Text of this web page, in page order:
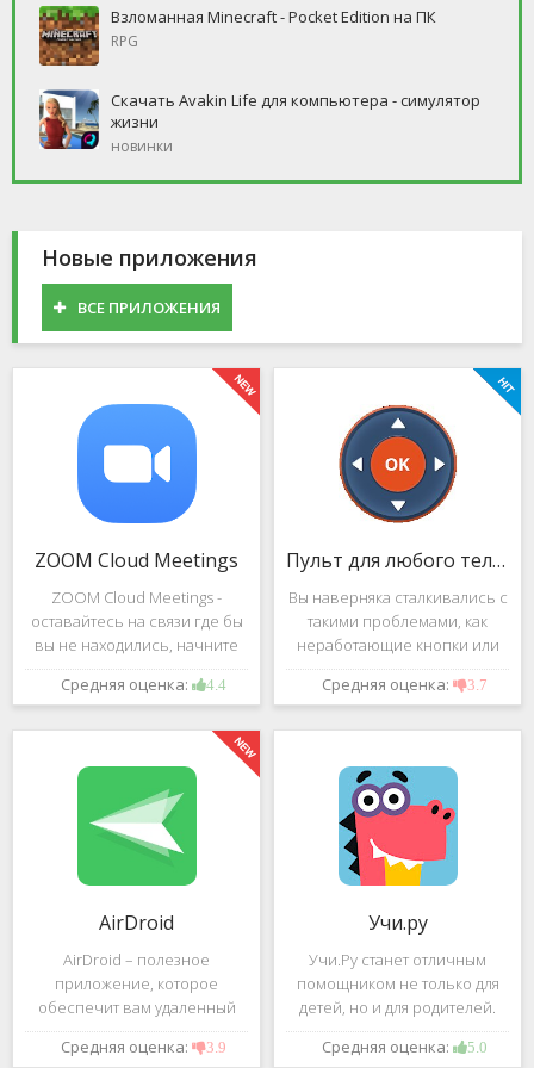
Взломанная Minecraft - Pocket Edition на ПК
RPG
Скачать Avakin Life для компьютера - симулятор
жизни
новинки
Новые приложения
ВСЕ ПРИЛОЖЕНИЯ
ZOOM Cloud Meetings
ZOOM Cloud Meetings -
оставайтесь на связи где бы
вы не находились, начните
свою или присоединитесь к
видеоконференции с
высококачественным
изображением. Столь
Средняя оценка: 4.4
Пульт для любого телевизора
Вы наверняка сталкивались с
такими проблемами, как
неработающие кнопки или
разряженные батарейки на
вашем пульте от
с помощью приложения
"Пульт для
Средняя оценка: 3.7
AirDroid
AirDroid – полезное
приложение, которое
обеспечит вам удаленный
доступ к вашему смартфону
или планшету при помощи
Средняя оценка: 3.9
Учи.ру
Учи.Ру станет отличным
помощником не только для
детей, но и для родителей.
Это приложение заточено
под изучение различного
Средняя оценка: 5.0